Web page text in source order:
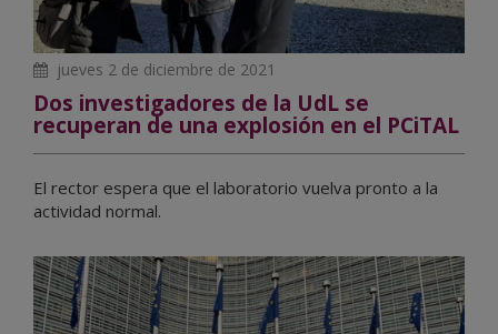
jueves 2 de diciembre de 2021
Dos investigadores de la UdL se
recuperan de una explosión en el PCiTAL
El rector espera que el laboratorio vuelva pronto a la
actividad normal.